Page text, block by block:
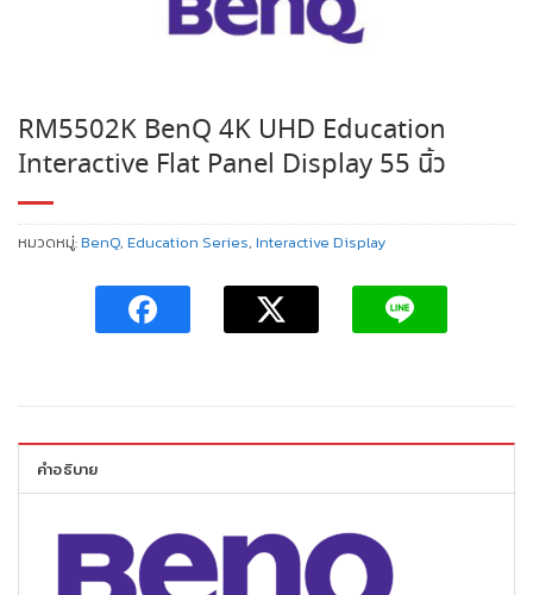
RM5502K BenQ 4K UHD Education
Interactive Flat Panel Display 55 นิ้ว
หมวดหมู่:BenQ, Education Series, Interactive Display
คำอธิบาย